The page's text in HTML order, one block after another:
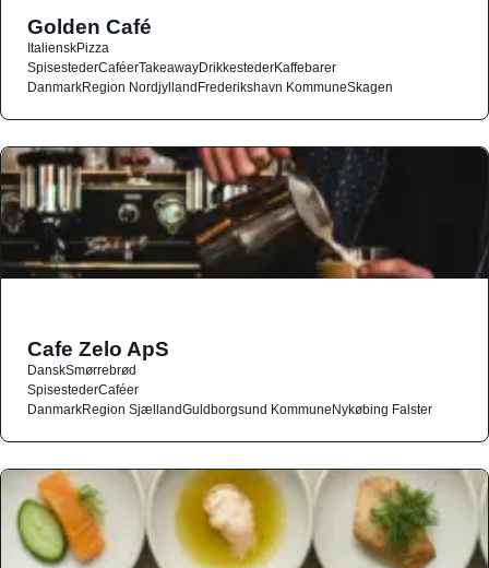
Golden Café
ItalienskPizza
SpisestederCaféerTakeawayDrikkestederKaffebarer
DanmarkRegion NordjyllandFrederikshavn KommuneSkagen
Cafe Zelo ApS
DanskSmørrebrød
SpisestederCaféer
DanmarkRegion SjællandGuldborgsund KommuneNykøbing Falster